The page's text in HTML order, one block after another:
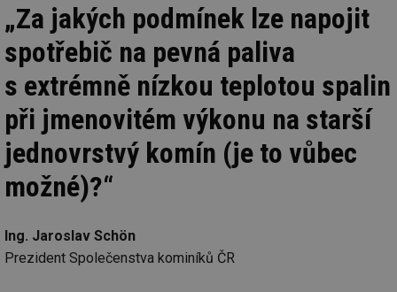
„Za jakých podmínek lze napojit
spotřebič na pevná paliva
s extrémně nízkou teplotou spalin
při jmenovitém výkonu na starší
jednovrstvý komín (je to vůbec
možné)?“
Ing. Jaroslav Schön
Prezident Společenstva kominíků ČR